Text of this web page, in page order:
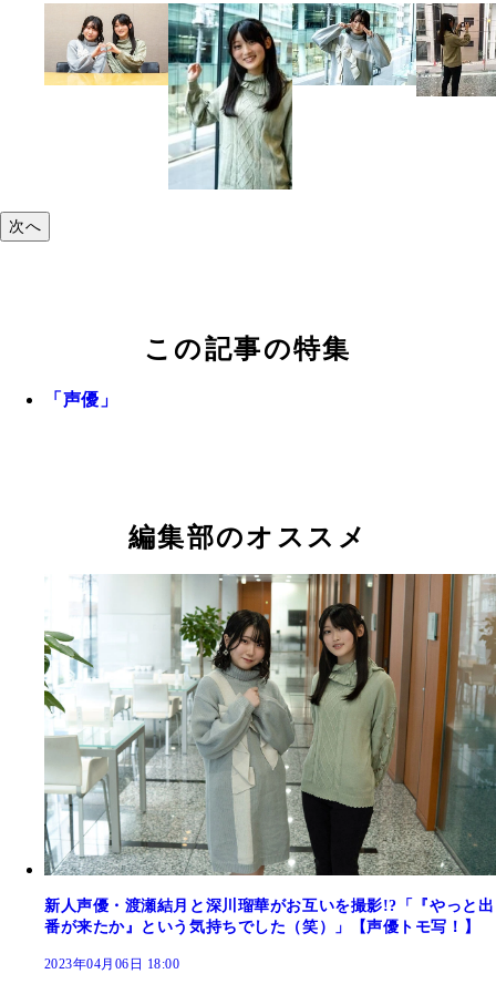
次へ
この記事の特集
「声優」
編集部のオススメ
新人声優・渡瀬結月と深川瑠華がお互いを撮影!?「『やっと出
番が来たか』という気持ちでした（笑）」【声優トモ写！】
2023年04月06日 18:00